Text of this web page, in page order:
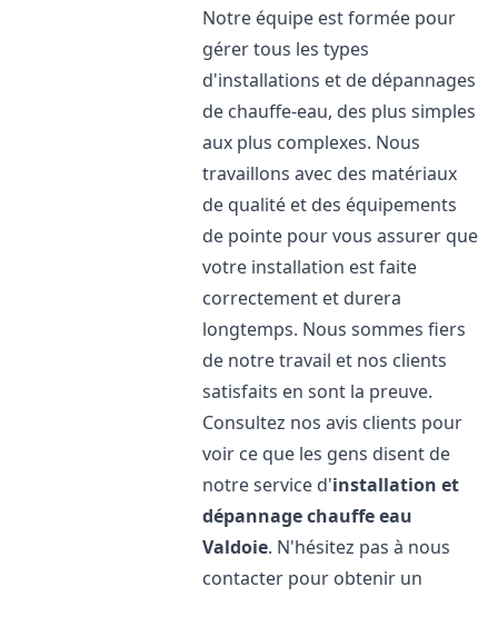
Notre équipe est formée pour
gérer tous les types
d'installations et de dépannages
de chauffe-eau, des plus simples
aux plus complexes. Nous
travaillons avec des matériaux
de qualité et des équipements
de pointe pour vous assurer que
votre installation est faite
correctement et durera
longtemps. Nous sommes fiers
de notre travail et nos clients
satisfaits en sont la preuve.
Consultez nos avis clients pour
voir ce que les gens disent de
notre service d'installation et
dépannage chauffe eau
Valdoie. N'hésitez pas à nous
contacter pour obtenir un